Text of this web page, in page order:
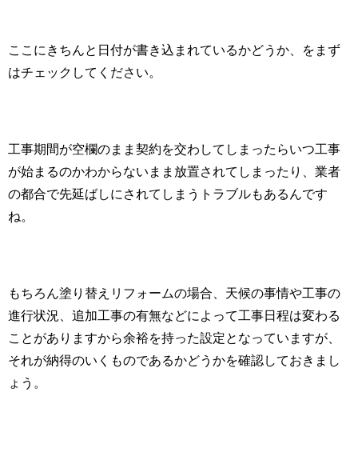
ここにきちんと日付が書き込まれているかどうか、をまず
はチェックしてください。
工事期間が空欄のまま契約を交わしてしまったらいつ工事
が始まるのかわからないまま放置されてしまったり、業者
の都合で先延ばしにされてしまうトラブルもあるんです
ね。
もちろん塗り替えリフォームの場合、天候の事情や工事の
進行状況、追加工事の有無などによって工事日程は変わる
ことがありますから余裕を持った設定となっていますが、
それが納得のいくものであるかどうかを確認しておきまし
ょう。